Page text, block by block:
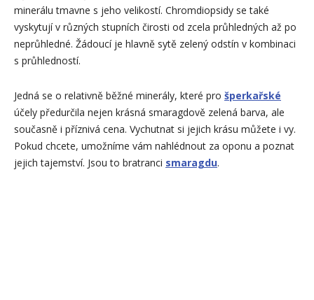
minerálu tmavne s jeho velikostí. Chromdiopsidy se také
vyskytují v různých stupních čirosti od zcela průhledných až po
neprůhledné. Žádoucí je hlavně sytě zelený odstín v kombinaci
s průhledností.
Jedná se o relativně běžné minerály, které pro šperkařské
účely předurčila nejen krásná smaragdově zelená barva, ale
současně i příznivá cena. Vychutnat si jejich krásu můžete i vy.
Pokud chcete, umožníme vám nahlédnout za oponu a poznat
jejich tajemství. Jsou to bratranci smaragdu.